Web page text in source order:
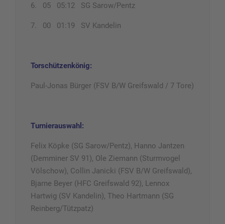
6. 05 05:12 SG Sarow/Pentz
7. 00 01:19 SV Kandelin
Torschützenkönig:
Paul-Jonas Bürger (FSV B/W Greifswald / 7 Tore)
Turnierauswahl:
Felix Köpke (SG Sarow/Pentz), Hanno Jantzen
(Demminer SV 91), Ole Ziemann (Sturmvogel
Völschow), Collin Janicki (FSV B/W Greifswald),
Bjarne Beyer (HFC Greifswald 92), Lennox
Hartwig (SV Kandelin), Theo Hartmann (SG
Reinberg/Tützpatz)